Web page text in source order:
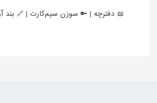
📖 دفترچه | 🔑 سوزن سیم‌کارت | 🔗 بند